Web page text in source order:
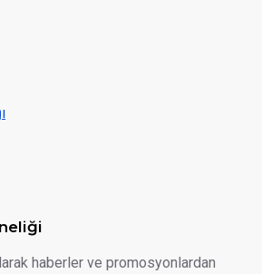
haberler ve promosyonlardan